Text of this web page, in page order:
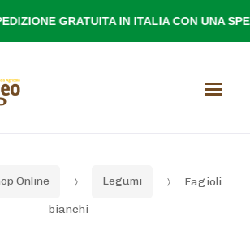
Online Legumi Fagioli
bianchi
GRATUITA IN ITALIA CON UNA